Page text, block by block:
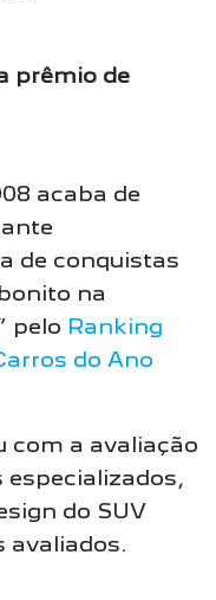
prêmio de
acaba de
de conquistas
na
pelo Ranking
do Ano
com a avaliação
especializados,
do SUV
avaliados.